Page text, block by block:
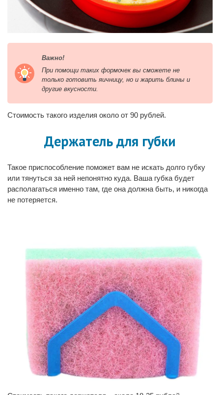
Важно!
При помощи таких формочек вы сможете не
только готовить яичницу, но и жарить блины и
другие вкусности.
Стоимость такого изделия около от 90 рублей.
Держатель для губки
Такое приспособление поможет вам не искать долго губку
или тянуться за ней непонятно куда. Ваша губка будет
располагаться именно там, где она должна быть, и никогда
не потеряется.